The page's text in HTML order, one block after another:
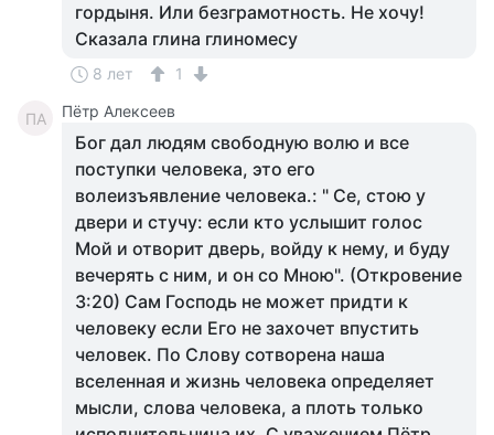
гордыня. Или безграмотность. Не хочу!
Сказала глина глиномесу
8 лет 1
ПА Пётр Алексеев
Бог дал людям свободную волю и все
поступки человека, это его
волеизъявление человека.: " Се, стою у
двери и стучу: если кто услышит голос
Мой и отворит дверь, войду к нему, и буду
вечерять с ним, и он со Мною". (Откровение
3:20) Сам Господь не может придти к
человеку если Его не захочет впустить
человек. По Слову сотворена наша
вселенная и жизнь человека определяет
мысли, слова человека, а плоть только